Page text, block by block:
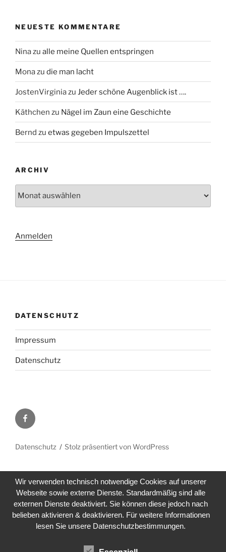
NEUESTE KOMMENTARE
Ninazu alle meine Quellen entspringen
Monazu die man lacht
JostenVirginiazu Jeder schöne Augenblick ist ….
Käthchen zu Nägel im Zaun eine Geschichte
Bernd zu etwas gegeben Impulszettel
ARCHIV
Anmelden
DATENSCHUTZ
Impressum
Datenschutz
Facebook
Datenschutz Stolz präsentiert von WordPress
Wir verwenden technisch notwendige Cookies auf unserer
Webseite sowie externe Dienste. Standardmäßig sind alle
externen Dienste deaktiviert. Sie können diese jedoch nach
belieben aktivieren & deaktivieren. Für weitere Informationen
lesen Sie unsere Datenschutzbestimmungen.